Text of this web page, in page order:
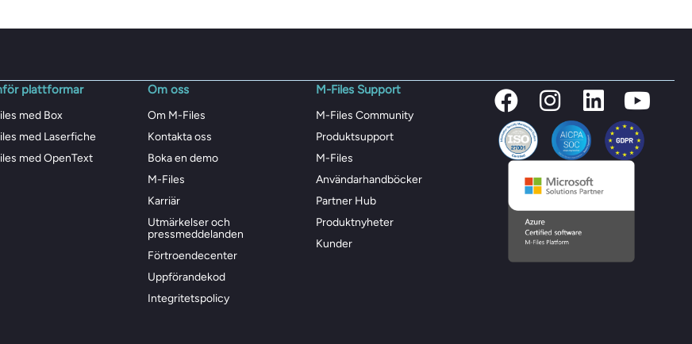
plattformar
med Box
med Laserfiche
med OpenText
Om oss
Om M-Files
Kontakta oss
Boka en demo
M-Files
Karriär
Utmärkelser och
pressmeddelanden
Förtroendecenter
Uppförandekod
Integritetspolicy
M-Files Support
M-Files Community
Produktsupport
M-Files
Användarhandböcker
Partner Hub
Produktnyheter
Kunder